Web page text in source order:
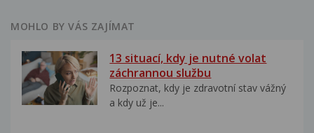
MOHLO BY VÁS ZAJÍMAT
13 situací, kdy je nutné volat
záchrannou službu
Rozpoznat, kdy je zdravotní stav vážný
a kdy už je...